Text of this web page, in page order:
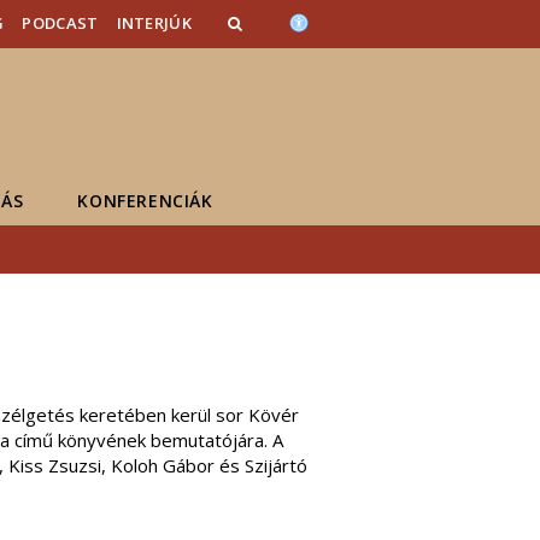
PODCAST INTERJÚK
KONFERENCIÁK
keretében kerül sor Kövér
könyvének bemutatójára. A
Zsuzsi, Koloh Gábor és Szijártó